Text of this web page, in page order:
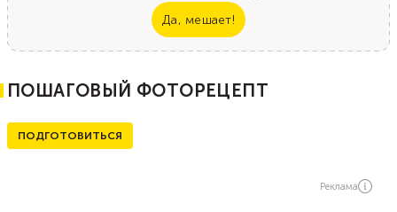
Да, мешает!
ПОШАГОВЫЙ ФОТОРЕЦЕПТ
ПОДГОТОВИТЬСЯ
Реклама